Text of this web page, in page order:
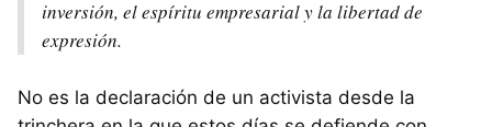
inversión, el espíritu empresarial y la libertad de
expresión.
No es la declaración de un activista desde la